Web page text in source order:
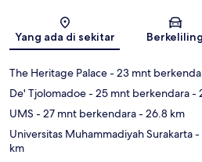
Yang ada di sekitar Berkeliling
The Heritage Palace- 23 mnt
De' Tjolomadoe- 25 mnt berkendara-
UMS - 27 mnt berkendara- 26.8 km
Universitas Muhammadiyah Surakarta-
km